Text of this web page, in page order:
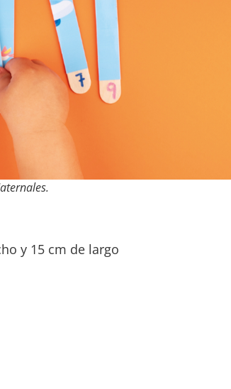
.
y 15 cm de largo